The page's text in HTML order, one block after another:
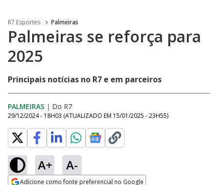
R7 Esportes Palmeiras
Palmeiras se reforça para
2025
Principais notícias no R7 e em parceiros
PALMEIRAS | Do R7
29/12/2024 - 18H03 (ATUALIZADO EM 15/01/2025 - 23H55)
A+ A-
Adicione como fonte preferencial no Google